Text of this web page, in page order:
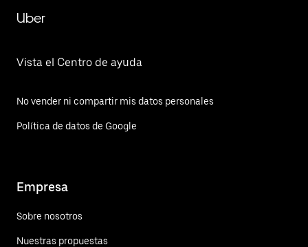
Uber
Vista el Centro de ayuda
No vender ni compartir mis datos personales
Política de datos de Google
Empresa
Sobre nosotros
Nuestras propuestas